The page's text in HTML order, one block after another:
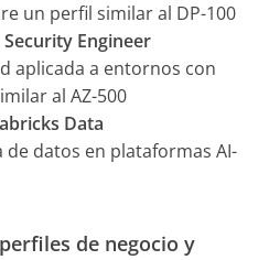
un perfil similar al DP-100
Security Engineer
aplicada a entornos con
al AZ-500
Data
datos en plataformas AI-
de negocio y